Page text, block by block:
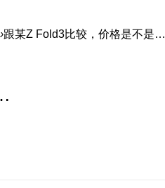
›跟某Z Fold3比较，价格是不是…